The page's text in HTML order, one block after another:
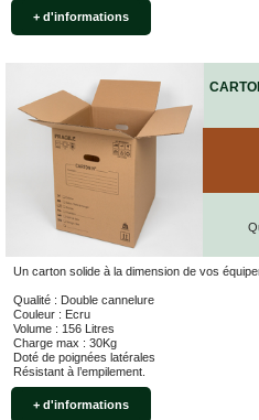
BOÎTES
ARCHIVES
SPÉCIAUX
Cartons
Barrels
Cartons
Carrée
Base
Rectangulaire
Cartons
Télescopiques
FIN
DE
SÉRIE
+ d'informations
Un carton solide à la dimension de vos
Qualité : Double cannelure
Couleur : Ecru
Volume : 156 Litres
Charge max : 30Kg
Doté de poignées latérales
Résistant à l’empilement.
+ d'informations